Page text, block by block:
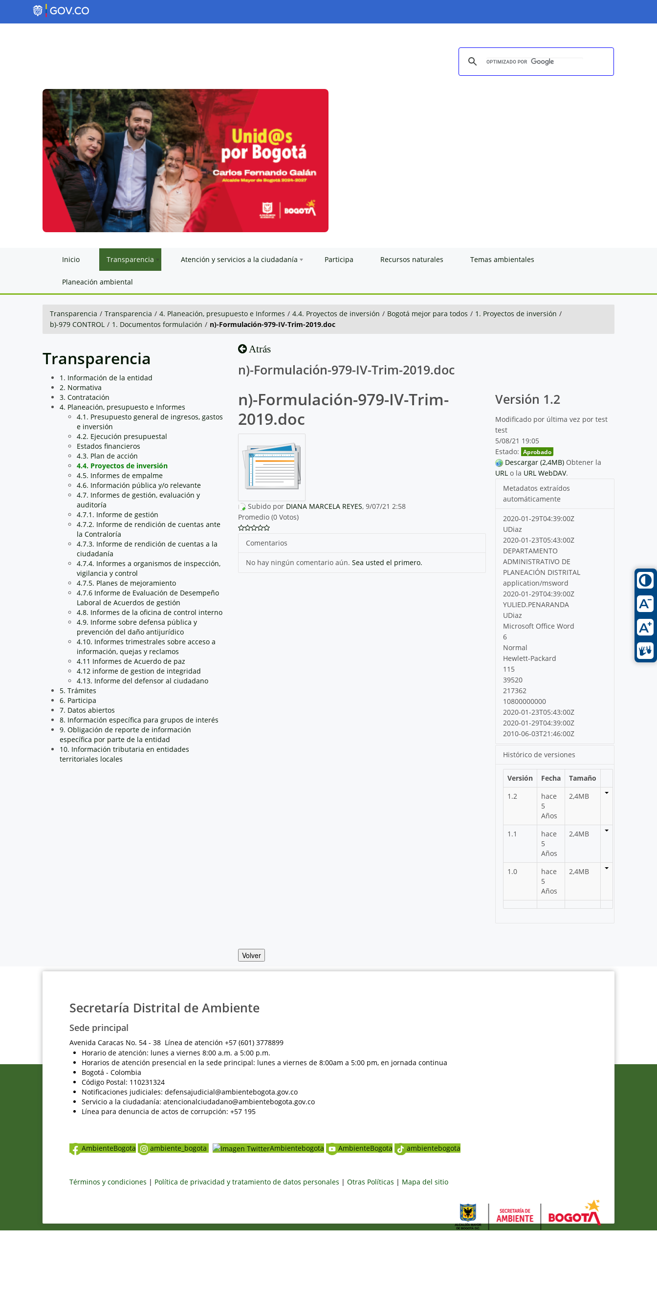
Inicio Transparencia Atención y servicios a la ciudadanía Participa Recursos naturales Temas ambientales
Planeación ambiental
Transparencia / Transparencia / 4. Planeación, presupuesto e Informes / 4.4. Proyectos de inversión / Bogotá mejor para todos / 1. Proyectos de inversión /
b)-979 CONTROL / 1. Documentos formulación / n)-Formulación-979-IV-Trim-2019.doc
Transparencia
1. Información de la entidad
2. Normativa
3. Contratación
4. Planeación, presupuesto e Informes
4.1. Presupuesto general de ingresos, gastos
e inversión
4.2. Ejecución presupuestal
Estados financieros
4.3. Plan de acción
4.4. Proyectos de inversión
4.5. Informes de empalme
4.6. Información pública y/o relevante
4.7. Informes de gestión, evaluación y
auditoría
4.7.1. Informe de gestión
4.7.2. Informe de rendición de cuentas ante
la Contraloría
4.7.3. Informe de rendición de cuentas a la
ciudadanía
4.7.4. Informes a organismos de inspección,
vigilancia y control
4.7.5. Planes de mejoramiento
4.7.6 Informe de Evaluación de Desempeño
Laboral de Acuerdos de gestión
4.8. Informes de la oficina de control interno
4.9. Informe sobre defensa pública y
prevención del daño antijurídico
4.10. Informes trimestrales sobre acceso a
información, quejas y reclamos
4.11 Informes de Acuerdo de paz
4.12 informe de gestion de integridad
4.13. Informe del defensor al ciudadano
5. Trámites
6. Participa
7. Datos abiertos
8. Información específica para grupos de interés
9. Obligación de reporte de información
específica por parte de la entidad
10. Información tributaria en entidades
territoriales locales
Atrás
n)-Formulación-979-IV-Trim-2019.doc
n)-Formulación-979-IV-Trim-
2019.doc
Subido por DIANA MARCELA REYES, 9/07/21 2:58
Promedio (0 Votos)
Comentarios
No hay ningún comentario aún. Sea usted el primero.
Versión 1.2
Modificado por última vez por test
test
5/08/21 19:05
Estado: Aprobado
Descargar (2,4MB) Obtener la
URL o la URL WebDAV.
Metadatos extraídos
automáticamente
2020-01-29T04:39:00Z
UDiaz
2020-01-23T05:43:00Z
DEPARTAMENTO
ADMINISTRATIVO DE
PLANEACIÓN DISTRITAL
application/msword
2020-01-29T04:39:00Z
YULIED.PENARANDA
UDiaz
Microsoft Office Word
6
Normal
Hewlett-Packard
115
39520
217362
10800000000
2020-01-23T05:43:00Z
2020-01-29T04:39:00Z
2010-06-03T21:46:00Z
Histórico de versiones
Versión Fecha
Tamaño
1.2
hace
5
Años
2,4MB
1.1
hace
5
Años
2,4MB
1.0
hace
5
Años
2,4MB
Volver
Secretaría Distrital de Ambiente
Sede principal
Avenida Caracas No. 54 - 38 Línea de atención +57 (601) 3778899
Horario de atención: lunes a viernes 8:00 a.m. a 5:00 p.m.
Horarios de atención presencial en la sede principal: lunes a viernes de 8:00am a 5:00 pm, en jornada continua
Bogotá - Colombia
Código Postal: 110231324
Notificaciones judiciales: defensajudicial@ambientebogota.gov.co
Servicio a la ciudadanía: atencionalciudadano@ambientebogota.gov.co
Línea para denuncia de actos de corrupción: +57 195
AmbienteBogota ambiente_bogota Ambientebogota AmbienteBogota ambientebogota
Términos y condiciones | Política de privacidad y tratamiento de datos personales | Otras Políticas | Mapa del sitio